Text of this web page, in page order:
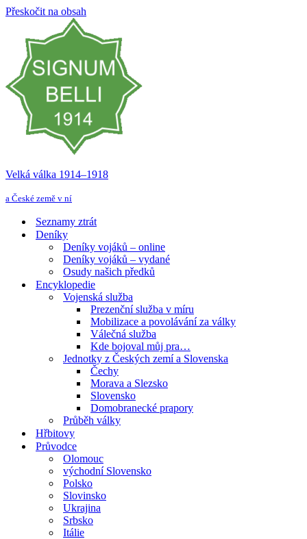
Přeskočit na obsah
Velká válka 1914–⁠⁠⁠⁠⁠⁠1918
a České země v ní
Seznamy ztrát
Deníky
Deníky vojáků – online
Deníky vojáků – vydané
Osudy našich předků
Encyklopedie
Vojenská služba
Prezenční služba v míru
Mobilizace a povolávání za války
Válečná služba
Kde bojoval můj pra…
Jednotky z Českých zemí a Slovenska
Čechy
Morava a Slezsko
Slovensko
Domobranecké prapory
Průběh války
Hřbitovy
Průvodce
Olomouc
východní Slovensko
Polsko
Slovinsko
Ukrajina
Srbsko
Itálie